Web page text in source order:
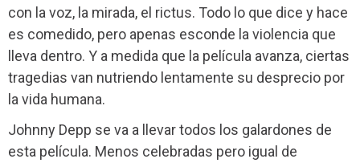
con la voz, la mirada, el rictus. Todo lo que dice y hace
es comedido, pero apenas esconde la violencia que
lleva dentro. Y a medida que la película avanza, ciertas
tragedias van nutriendo lentamente su desprecio por
la vida humana.
Johnny Depp se va a llevar todos los galardones de
esta película. Menos celebradas pero igual de